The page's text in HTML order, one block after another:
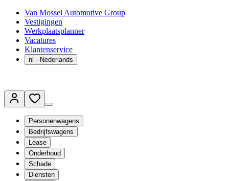
Van Mossel Automotive Group
Vestigingen
Werkplaatsplanner
Vacatures
Klantenservice
nl - Nederlands
Personenwagens
Bedrijfswagens
Lease
Onderhoud
Schade
Diensten